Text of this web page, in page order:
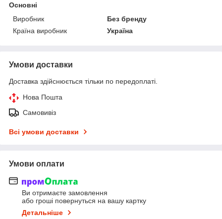
Основні
Виробник
Без бренду
Країна виробник
Україна
Умови доставки
Доставка здійснюється тільки по передоплаті.
Нова Пошта
Самовивіз
Всі умови доставки
Умови оплати
Ви отримаєте замовлення
або гроші повернуться на вашу картку
Детальніше